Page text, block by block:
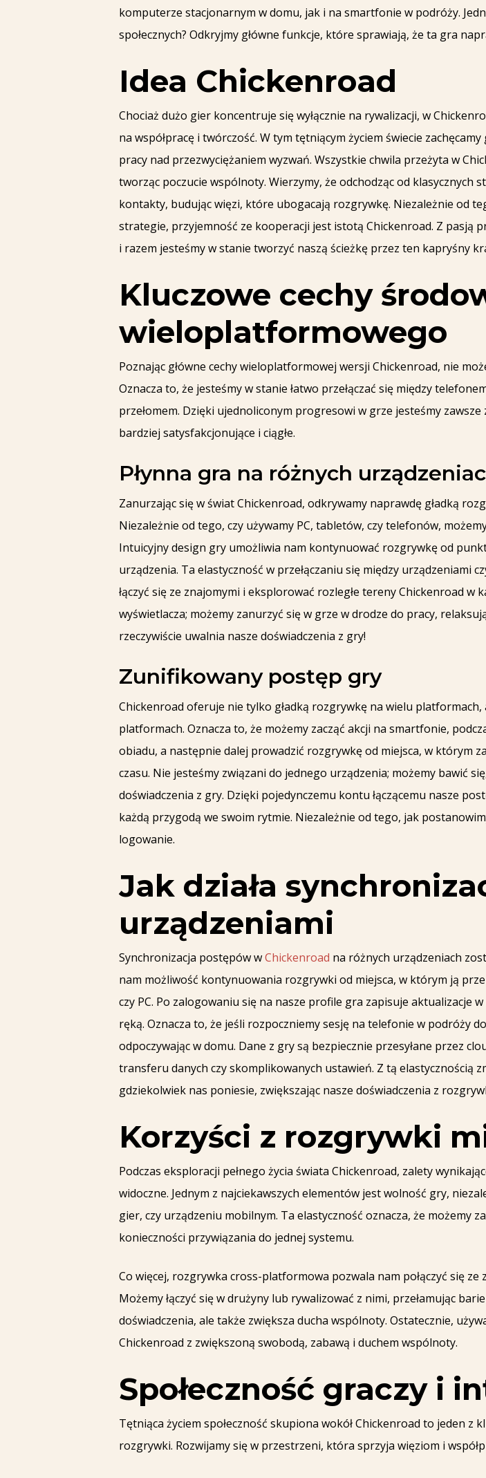
komputerze stacjonarnym w domu, jak i na smartfonie w podróży.
społecznych? Odkryjmy główne funkcje, które sprawiają, że ta gra
Idea Chickenroad
Chociaż dużo gier koncentruje się wyłącznie na rywalizacji, w
na współpracę i twórczość. W tym tętniącym życiem świecie
pracy nad przezwyciężaniem wyzwań. Wszystkie chwila przeżyta w
tworząc poczucie wspólnoty. Wierzymy, że odchodząc od
kontakty, budując więzi, które ubogacają rozgrywkę. Niezależnie od
strategie, przyjemność ze kooperacji jest istotą Chickenroad. Z pasją
i razem jesteśmy w stanie tworzyć naszą ścieżkę przez ten kapryśny
Kluczowe cechy
wieloplatformowego
Poznając główne cechy wieloplatformowej wersji Chickenroad, nie
Oznacza to, że jesteśmy w stanie łatwo przełączać się między
przełomem. Dzięki ujednoliconym progresowi w grze jesteśmy
bardziej satysfakcjonujące i ciągłe.
Płynna gra na różnych
Zanurzając się w świat Chickenroad, odkrywamy naprawdę gładką
Niezależnie od tego, czy używamy PC, tabletów, czy telefonów,
Intuicyjny design gry umożliwia nam kontynuować rozgrywkę od
urządzenia. Ta elastyczność w przełączaniu się między urządzeniami
łączyć się ze znajomymi i eksplorować rozległe tereny Chickenroad
wyświetlacza; możemy zanurzyć się w grze w drodze do pracy,
rzeczywiście uwalnia nasze doświadczenia z gry!
Zunifikowany postęp gry
Chickenroad oferuje nie tylko gładką rozgrywkę na wielu
platformach. Oznacza to, że możemy zacząć akcji na smartfonie,
obiadu, a następnie dalej prowadzić rozgrywkę od miejsca, w którym
czasu. Nie jesteśmy związani do jednego urządzenia; możemy bawić
doświadczenia z gry. Dzięki pojedynczemu kontu łączącemu nasze
każdą przygodą we swoim rytmie. Niezależnie od tego, jak
logowanie.
Jak działa
urządzeniami
Synchronizacja postępów wChickenroad na różnych urządzeniach
nam możliwość kontynuowania rozgrywki od miejsca, w którym ją
czy PC. Po zalogowaniu się na nasze profile gra zapisuje aktualizacje
ręką. Oznacza to, że jeśli rozpoczniemy sesję na telefonie w podróży
odpoczywając w domu. Dane z gry są bezpiecznie przesyłane przez
transferu danych czy skomplikowanych ustawień. Z tą elastycznością
gdziekolwiek nas poniesie, zwiększając nasze doświadczenia z
Korzyści z rozgrywki
Podczas eksploracji pełnego życia świata Chickenroad, zalety
widoczne. Jednym z najciekawszych elementów jest wolność gry,
gier, czy urządzeniu mobilnym. Ta elastyczność oznacza, że możemy
konieczności przywiązania do jednej systemu.
Co więcej, rozgrywka cross-platformowa pozwala nam połączyć się
Możemy łączyć się w drużyny lub rywalizować z nimi, przełamując
doświadczenia, ale także zwiększa ducha wspólnoty. Ostatecznie,
Chickenroad z zwiększoną swobodą, zabawą i duchem wspólnoty.
Społeczność graczy i
Tętniąca życiem społeczność skupiona wokół Chickenroad to jeden
rozgrywki. Rozwijamy się w przestrzeni, która sprzyja więziom i